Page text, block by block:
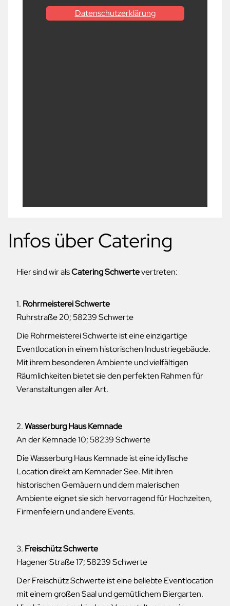
Datenschutzerklärung
Infos über Catering
Hier sind wir alsCatering Schwertevertreten:
1. Rohrmeisterei Schwerte
Ruhrstraße 20; 58239 Schwerte
Die Rohrmeisterei Schwerte ist eine einzigartige
Eventlocation in einem historischen Industriegebäude.
Mit ihrem besonderen Ambiente und vielfältigen
Räumlichkeiten bietet sie den perfekten Rahmen für
Veranstaltungen aller Art.
2.Wasserburg Haus Kemnade
An der Kemnade 10; 58239 Schwerte
Die Wasserburg Haus Kemnade ist eine idyllische
Location direkt am Kemnader See. Mit ihren
historischen Gemäuern und dem malerischen
Ambiente eignet sie sich hervorragend für Hochzeiten,
Firmenfeiern und andere Events.
3. Freischütz Schwerte
Hagener Straße 17; 58239 Schwerte
Der Freischütz Schwerte ist eine beliebte Eventlocation
mit einem großen Saal und gemütlichem Biergarten.